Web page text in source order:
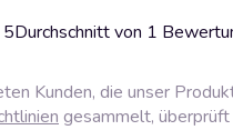
Durchschnitt von 1
Kunden, die unser
gesammelt,